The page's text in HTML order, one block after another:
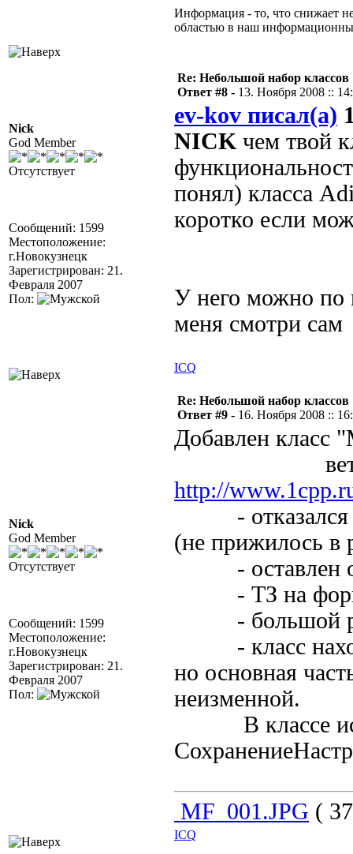
Информация - то, что снижает
областью в наш
Nick
God Member
Отсутствует
Сообщений: 1599
Местоположение:
г.Новокузнецк
Зарегистрирован: 21.
Февраля 2007
Пол:
Re: Небольшой набор классов
Ответ #8 - 13. Ноября 2008 ::
ev-kov писал(а)
NICK чем твой
понял) класса
коротко если
У него можно по
меня смотри сам
ICQ
Nick
God Member
Отсутствует
Сообщений: 1599
Местоположение:
г.Новокузнецк
Зарегистрирован: 21.
Февраля 2007
Пол:
Re: Небольшой набор классов
Ответ #9 - 16. Ноября 2008 ::
Добавлен класс
ветка для
http://
- отказался
(не прижилось в
- оставлен
- ТЗ на форме
- большой
- класс
но основная
неизменной.
В классе
MF_001.JPG (
ICQ